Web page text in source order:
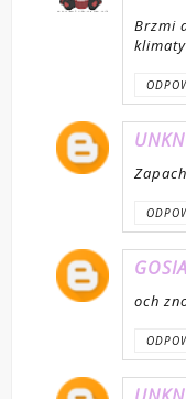
Brzmi
och